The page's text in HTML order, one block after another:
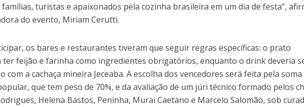
turistas e apaixonados pela cozinha brasileira em um dia de festa”,
do evento, Miriam Cerutti.
os bares e restaurantes tiveram que seguir regras específicas: o prato
ter feijão e farinha como ingredientes obrigatórios, enquanto o drink deveria
com a cachaça mineira Jeceaba. A escolha dos vencedores será feita pela soma
que tem peso de 70%, e da avaliação de um júri técnico formado pelos
Helena Bastos, Peninha, Murai Caetano e Marcelo Salomão, sob